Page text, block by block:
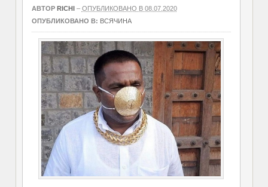
АВТОР RICHI– ОПУБЛИКОВАНО В 08.07.2020
ОПУБЛИКОВАНО В: ВСЯЧИНА